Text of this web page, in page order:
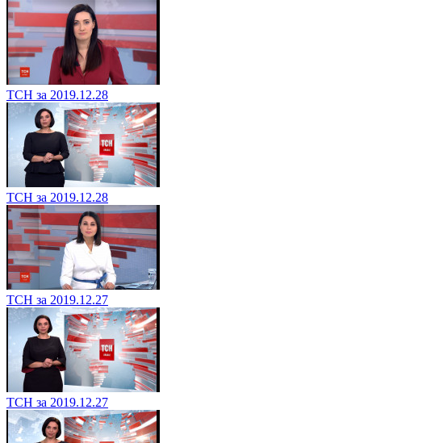
ТСН за 2019.12.28
ТСН за 2019.12.28
ТСН за 2019.12.27
ТСН за 2019.12.27